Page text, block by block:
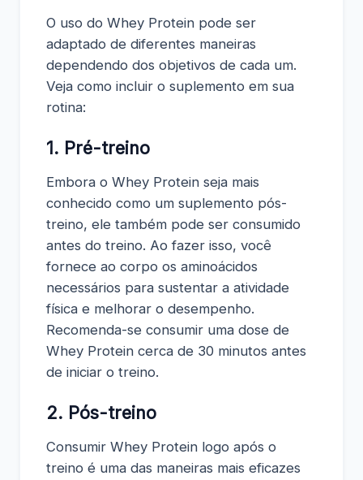
O uso do Whey Protein pode ser
adaptado de diferentes maneiras
dependendo dos objetivos de cada um.
Veja como incluir o suplemento em sua
rotina:
1. Pré-treino
Embora o Whey Protein seja mais
conhecido como um suplemento pós-
treino, ele também pode ser consumido
antes do treino. Ao fazer isso, você
fornece ao corpo os aminoácidos
necessários para sustentar a atividade
física e melhorar o desempenho.
Recomenda-se consumir uma dose de
Whey Protein cerca de 30 minutos antes
de iniciar o treino.
2. Pós-treino
Consumir Whey Protein logo após o
treino é uma das maneiras mais eficazes